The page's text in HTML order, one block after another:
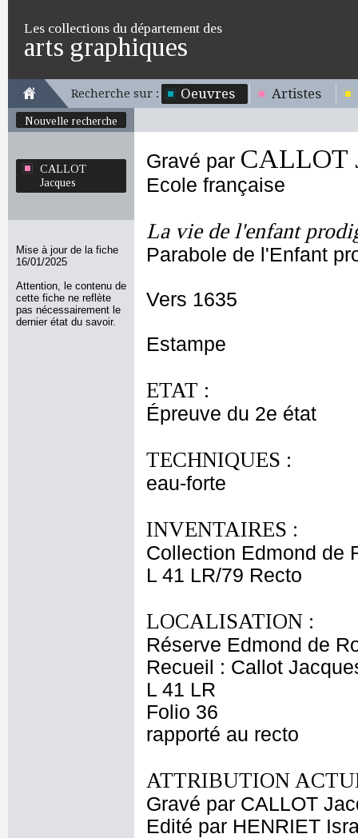
Les collections du département des
arts graphiques
Recherche sur : Oeuvres Artistes
Nouvelle recherche
CALLOT
Jacques
Mise à jour de la fiche
16/01/2025
Attention, le contenu de
cette fiche ne reflète
pas nécessairement le
dernier état du savoir.
Gravé par CALLOT
Ecole française
La vie de l'enfant
Parabole de l'Enfant
Vers 1635
Estampe
ETAT :
Épreuve du 2e état
TECHNIQUES :
eau-forte
INVENTAIRES :
Collection Edmond de
L 41 LR/79 Recto
LOCALISATION :
Réserve Edmond de
Recueil : Callot
L 41 LR
Folio 36
rapporté au recto
ATTRIBUTION
Gravé par CALLOT
Edité par HENRIET